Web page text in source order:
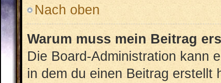
Nach oben
Warum muss mein Beitrag
Die Board-Administration kann
in dem du einen Beitrag erstellt